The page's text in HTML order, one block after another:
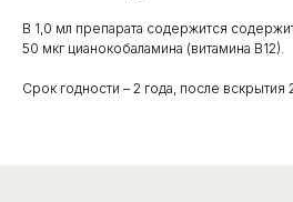
В 1,0 мл препарата содержится
50 мкг цианокобаламина (витамина В12).
Срок годности – 2 года, после вскрытия
товаров
Ветеринарные препараты